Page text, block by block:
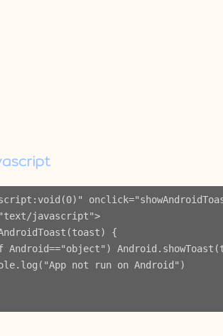
javascript">
{
Android=="object")
not run on Android")